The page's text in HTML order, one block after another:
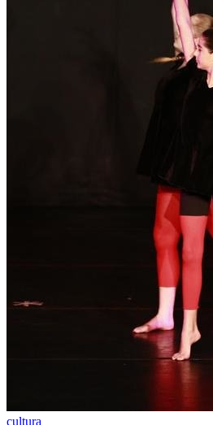
cultura